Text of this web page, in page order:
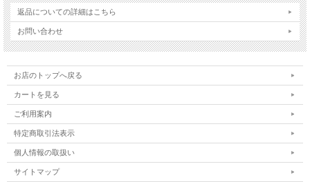
返品についての詳細はこちら
お問い合わせ
お店のトップへ戻る
カートを見る
ご利用案内
特定商取引法表示
個人情報の取扱い
サイトマップ